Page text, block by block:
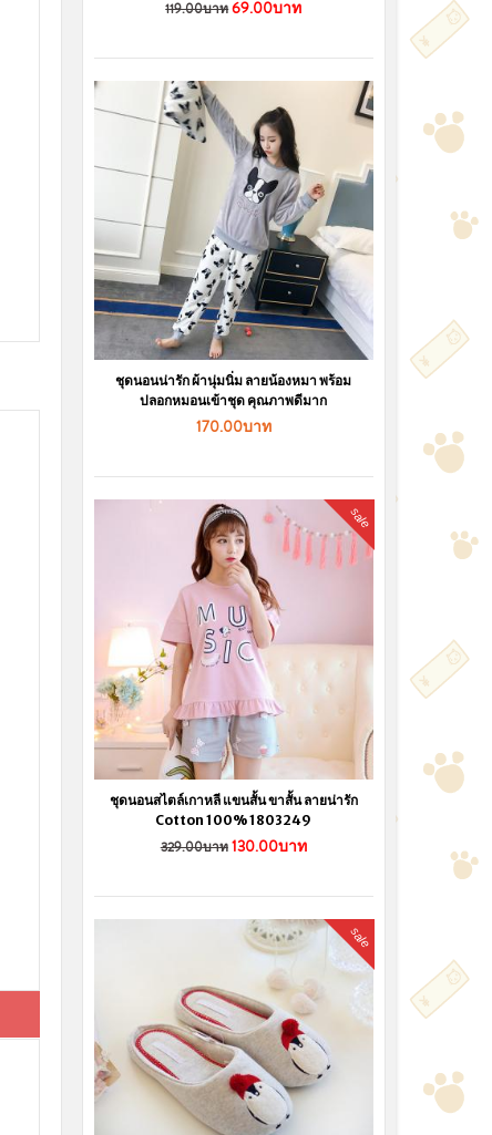
119.00บาท69.00บาท
ชุดนอนน่ารัก ผ้านุ่มนิ่ม ลายน้องหมา พร้อม
ปลอกหมอนเข้าชุด คุณภาพดีมาก
170.00บาท
sale
ชุดนอนสไตล์เกาหลี แขนสั้น ขาสั้น ลายน่ารัก
Cotton 100% 1803249
329.00บาท130.00บาท
sale